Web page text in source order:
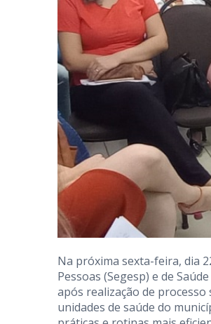
Na próxima sexta-feira, dia
Pessoas (Segesp) e de
após realização de
unidades de saúde do